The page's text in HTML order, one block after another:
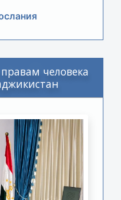
человека